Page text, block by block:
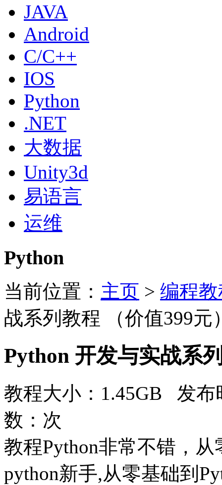
JAVA
Android
C/C++
IOS
Python
.NET
大数据
Unity3d
易语言
运维
Python
当前位置： 主页 > 编程
战系列教程 （价值399元
Python 开发与实战系
教程大小：1.45GB 发
数： 次
教程Python非常不错，
python新手,从零基础到